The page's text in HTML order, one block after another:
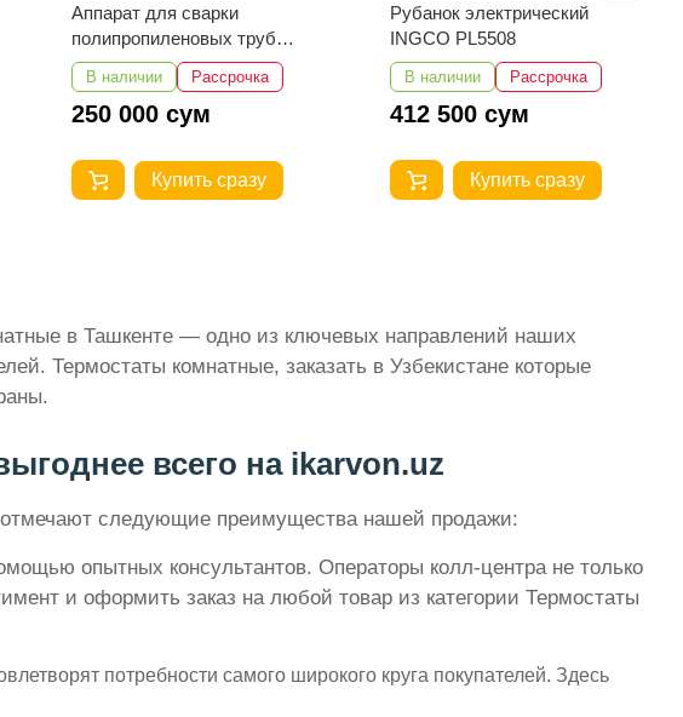
Аппарат для сварки
полипропиленовых труб
Number One EPC40/15-1
В наличии Рассрочка
250 000 сум
Купить сразу
Рубанок электрический
INGCO PL5508
В наличии Рассрочка
412 500 сум
Купить сразу
в Ташкенте — одно из ключевых направлений наших
Термостаты комнатные, заказать в Узбекистане которые
всего на ikarvon.uz
отмечают следующие преимущества нашей продажи:
опытных консультантов. Операторы колл-центра не только
и оформить заказ на любой товар из категории Термостаты
потребности самого широкого круга покупателей. Здесь